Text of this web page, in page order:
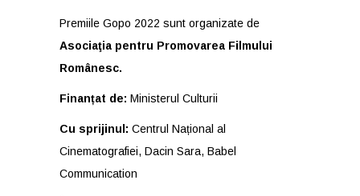
Premiile Gopo 2022 sunt organizate de
Asociaţia pentru Promovarea Filmului
Românesc.
Finanțat de: Ministerul Culturii
Cu sprijinul: Centrul Național al
Cinematografiei, Dacin Sara, Babel
Communication